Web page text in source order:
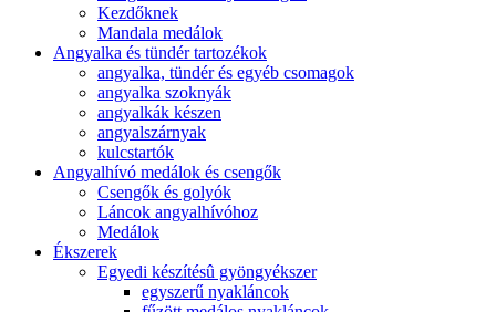
Kezdőknek
Mandala medálok
Angyalka és tündér tartozékok
angyalka, tündér és egyéb csomagok
angyalka szoknyák
angyalkák készen
angyalszárnyak
kulcstartók
Angyalhívó medálok és csengők
Csengők és golyók
Láncok angyalhívóhoz
Medálok
Ékszerek
Egyedi készítésû gyöngyékszer
egyszerű nyakláncok